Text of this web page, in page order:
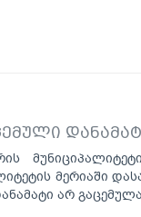
მერიაში
არ გაცემულა